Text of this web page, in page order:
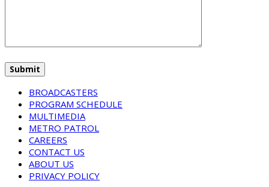
BROADCASTERS
PROGRAM SCHEDULE
MULTIMEDIA
METRO PATROL
CAREERS
CONTACT US
ABOUT US
PRIVACY POLICY